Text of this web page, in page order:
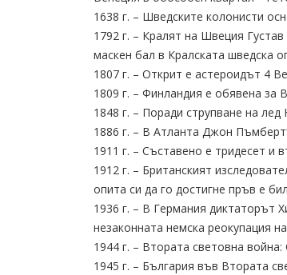
1638 г. – Шведските колонисти
1792 г. – Кралят на Швеция
маскен бал в Кралската шведска
1807 г. – Открит е астероидът 4
1809 г. – Финландия е обявена за
1848 г. – Поради струпване на
1886 г. – В Атланта Джон
1911 г. – Съставено е тридесет и
1912 г. – Британският
опита си да го достигне пръв е
1936 г. – В Германия диктаторът
незаконната немска реокупация
1944 г. – Втората световна
1945 г. – България във Втората